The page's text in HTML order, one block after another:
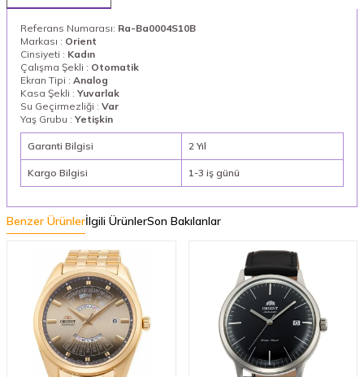
Referans Numarası: Ra-Ba0004S10B
Markası : Orient
Cinsiyeti : Kadın
Çalışma Şekli : Otomatik
Ekran Tipi : Analog
Kasa Şekli : Yuvarlak
Su Geçirmezliği : Var
Yaş Grubu : Yetişkin
Garanti Bilgisi 2 Yıl
Kargo Bilgisi 1-3 iş günü
Benzer Ürünlerİlgili ÜrünlerSon Bakılanlar